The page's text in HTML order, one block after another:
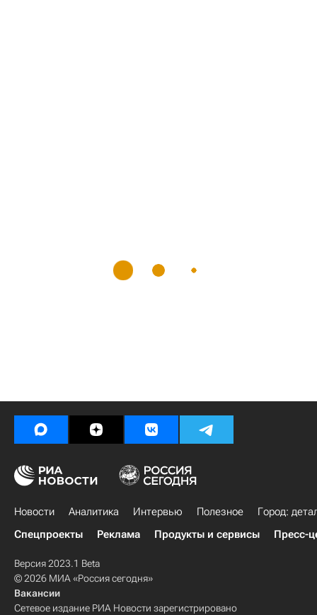
Новости Аналитика Интервью Полезное
Город:
Спецпроекты
Реклама Продукты и сервисы Пресс-
Версия 2023.1 Beta
© 2026 МИА «Россия сегодня»
Вакансии
Сетевое издание РИА Новости зарегистрировано